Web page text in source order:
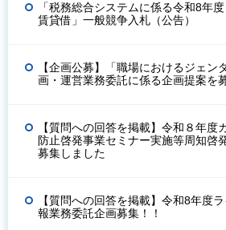
「税務総合システムに係る令和8年
賃貸借」一般競争入札（公告）
【企画公募】「職場におけるジェン
画・運営業務委託に係る企画提案を
【質問への回答を掲載】令和８年度
防止啓発事業セミナー実施等周知啓
募集しました
【質問への回答を掲載】令和8年度
報業務委託企画募集！！